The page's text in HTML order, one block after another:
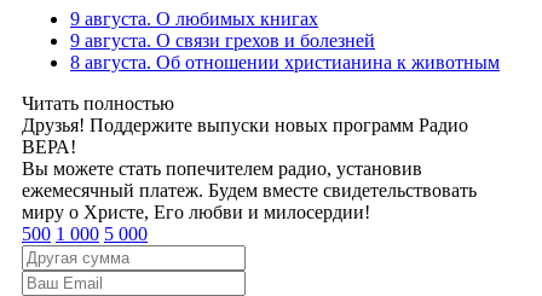
9 августа. О любимых книгах
9 августа. О связи грехов и болезней
8 августа. Об отношении христианина к животным
Читать полностью
Друзья! Поддержите выпуски новых программ Радио
ВЕРА!
Вы можете стать попечителем радио, установив
ежемесячный платеж. Будем вместе свидетельствовать
миру о Христе, Его любви и милосердии!
500 1 000 5 000